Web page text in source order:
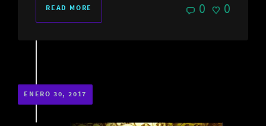
READ MORE 0 0
ENERO 30, 2017